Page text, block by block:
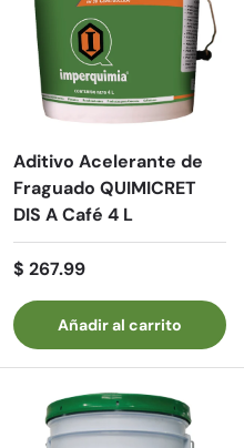
Aditivo Acelerante de
Fraguado QUIMICRET
DIS A Café 4 L
Precio normal
$ 267.99
Añadir al carrito